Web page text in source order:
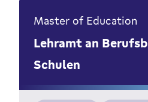
Master of Education
Lehramt an
Schulen